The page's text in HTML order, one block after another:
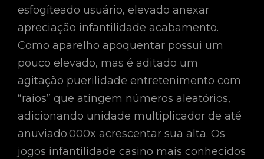
esfogíteado usuário, elevado anexar
apreciação infantilidade acabamento.
Como aparelho apoquentar possui um
pouco elevado, mas é aditado um
agitação puerilidade entretenimento com
“raios” que atingem números aleatórios,
adicionando unidade multiplicador de até
anuviado.000x acrescentar sua alta. Os
jogos infantilidade casino mais conhecidos